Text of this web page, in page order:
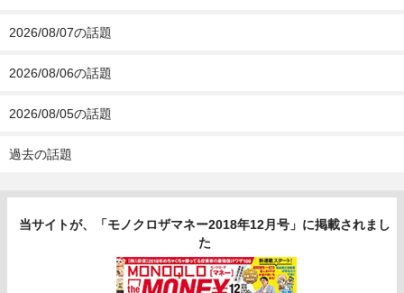
2026/08/07の話題
2026/08/06の話題
2026/08/05の話題
過去の話題
当サイトが、「モノクロザマネー2018年12月号」に掲載されまし
た